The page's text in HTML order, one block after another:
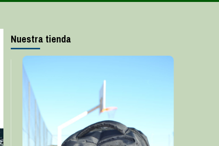
Nuestra tienda